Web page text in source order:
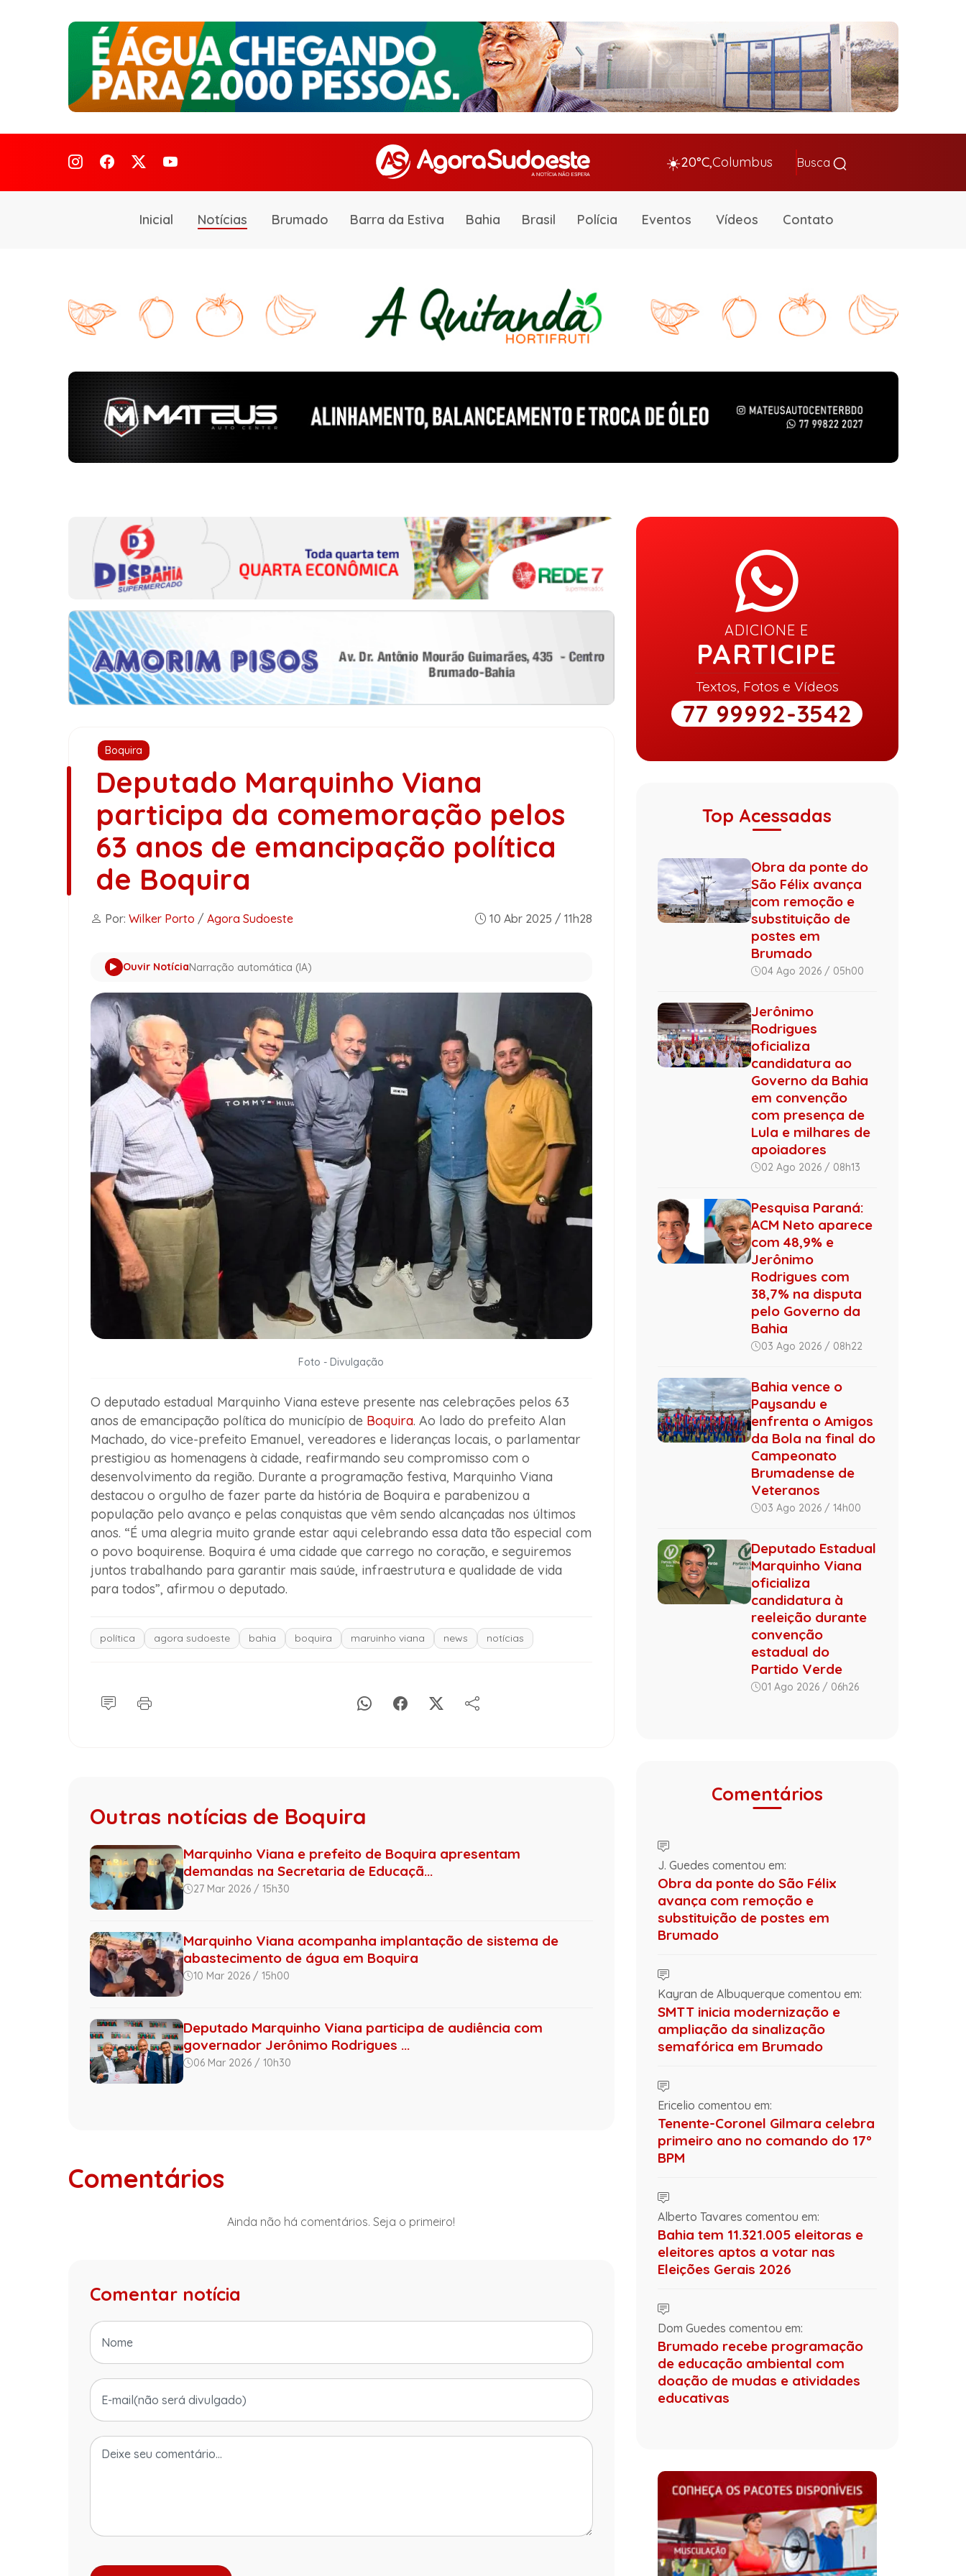
☀️20°C,Columbus Busca
Inicial Notícias Brumado Barra da Estiva Bahia Brasil Polícia Eventos Vídeos Contato
Boquira
Deputado Marquinho Viana
participa da comemoração pelos
63 anos de emancipação política
de Boquira
Por: Wilker Porto / Agora Sudoeste 10 Abr 2025 / 11h28
Ouvir NotíciaNarração automática (IA)
Foto - Divulgação
O deputado estadual Marquinho Viana esteve presente nas celebrações pelos 63
anos de emancipação política do município de Boquira. Ao lado do prefeito Alan
Machado, do vice-prefeito Emanuel, vereadores e lideranças locais, o parlamentar
prestigiou as homenagens à cidade, reafirmando seu compromisso com o
desenvolvimento da região. Durante a programação festiva, Marquinho Viana
destacou o orgulho de fazer parte da história de Boquira e parabenizou a
população pelo avanço e pelas conquistas que vêm sendo alcançadas nos últimos
anos. “É uma alegria muito grande estar aqui celebrando essa data tão especial com
o povo boquirense. Boquira é uma cidade que carrego no coração, e seguiremos
juntos trabalhando para garantir mais saúde, infraestrutura e qualidade de vida
para todos”, afirmou o deputado.
política agora sudoeste bahia boquira maruinho viana news notícias
Outras notícias de Boquira
Marquinho Viana e prefeito de Boquira apresentam
demandas na Secretaria de Educaçã...
27 Mar 2026 / 15h30
Marquinho Viana acompanha implantação de sistema de
abastecimento de água em Boquira
10 Mar 2026 / 15h00
Deputado Marquinho Viana participa de audiência com
governador Jerônimo Rodrigues ...
06 Mar 2026 / 10h30
Comentários
Ainda não há comentários. Seja o primeiro!
Comentar notícia
ADICIONE E
PARTICIPE
Textos, Fotos e Vídeos
77 99992-3542
Top Acessadas
Obra da ponte do
São Félix avança
com remoção e
substituição de
postes em
Brumado
04 Ago 2026 / 05h00
Jerônimo
Rodrigues
oficializa
candidatura ao
Governo da Bahia
em convenção
com presença de
Lula e milhares de
apoiadores
02 Ago 2026 / 08h13
Pesquisa Paraná:
ACM Neto aparece
com 48,9% e
Jerônimo
Rodrigues com
38,7% na disputa
pelo Governo da
Bahia
03 Ago 2026 / 08h22
Bahia vence o
Paysandu e
enfrenta o Amigos
da Bola na final do
Campeonato
Brumadense de
Veteranos
03 Ago 2026 / 14h00
Deputado Estadual
Marquinho Viana
oficializa
candidatura à
reeleição durante
convenção
estadual do
Partido Verde
01 Ago 2026 / 06h26
Comentários
J. Guedes comentou em:
Obra da ponte do São Félix
avança com remoção e
substituição de postes em
Brumado
Kayran de Albuquerque comentou em:
SMTT inicia modernização e
ampliação da sinalização
semafórica em Brumado
Ericelio comentou em:
Tenente-Coronel Gilmara celebra
primeiro ano no comando do 17º
BPM
Alberto Tavares comentou em:
Bahia tem 11.321.005 eleitoras e
eleitores aptos a votar nas
Eleições Gerais 2026
Dom Guedes comentou em:
Brumado recebe programação
de educação ambiental com
doação de mudas e atividades
educativas